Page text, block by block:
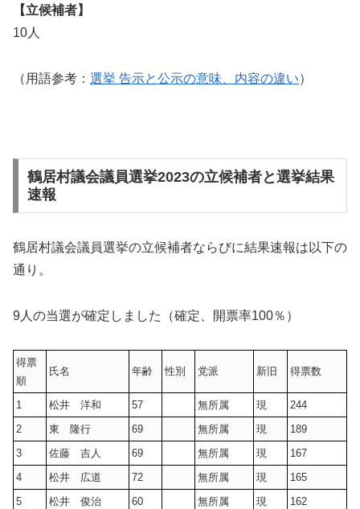
【立候補者】
10人
（用語参考： 選挙 告示と公示の意味、内容の違い）
鶴居村議会議員選挙2023の立候補者と選挙結果
速報
鶴居村議会議員選挙の立候補者ならびに結果速報は以下の
通り。
9人の当選が確定しました（確定、開票率100％）
得票
順
氏名 年齢 性別 党派 新旧 得票数
1 松井 洋和 57 無所属 現
244
2
東 隆行 69 無所属 現
189
3
佐藤 吉人 69 無所属 現
167
4
松井 広道 72 無所属 現
165
5
松井 俊治 60 無所属 現
162